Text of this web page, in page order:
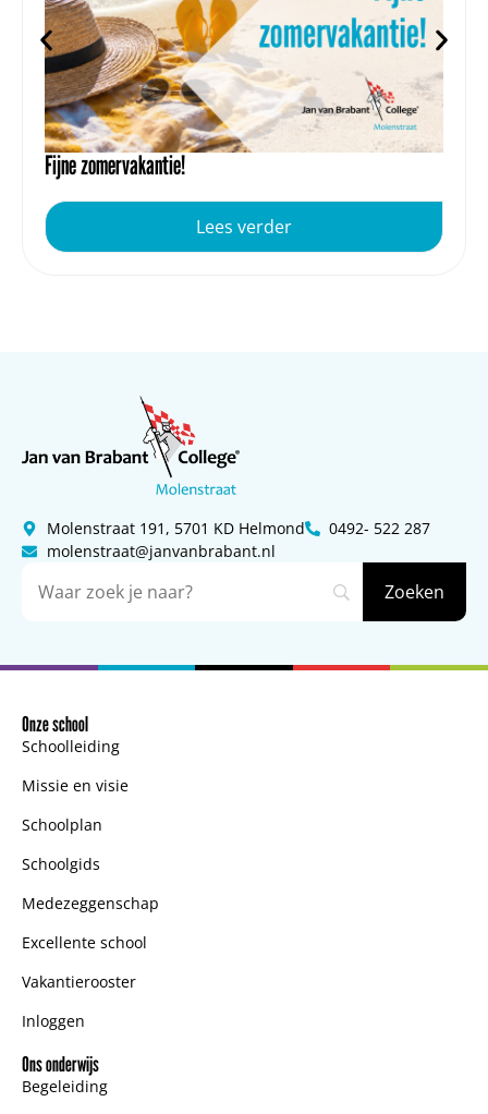
Fijne zomervakantie!
Lees verder
Molenstraat 191, 5701 KD Helmond
0492- 522 287
molenstraat@janvanbrabant.nl
Onze school
Schoolleiding
Missie en visie
Schoolplan
Schoolgids
Medezeggenschap
Excellente school
Vakantierooster
Inloggen
Ons onderwijs
Begeleiding